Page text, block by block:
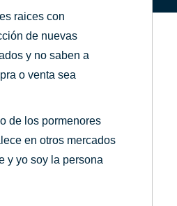
raices con
de nuevas
y no saben a
o venta sea
de los pormenores
en otros mercados
y yo soy la persona